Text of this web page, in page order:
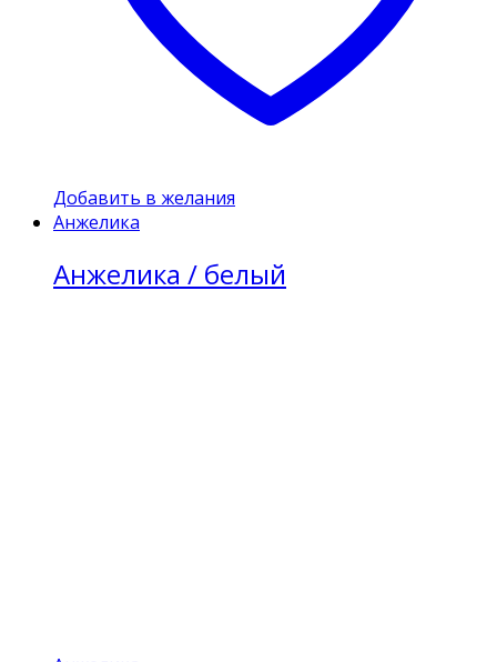
Добавить в желания
Анжелика
Анжелика / белый